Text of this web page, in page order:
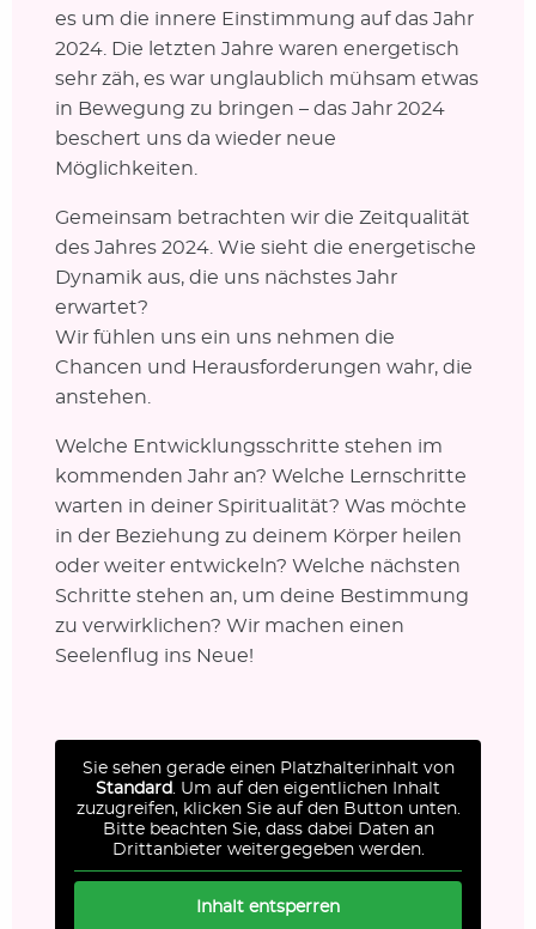
es um die innere Einstimmung auf das Jahr
2024. Die letzten Jahre waren energetisch
sehr zäh, es war unglaublich mühsam etwas
in Bewegung zu bringen – das Jahr 2024
beschert uns da wieder neue
Möglichkeiten.
Gemeinsam betrachten wir die Zeitqualität
des Jahres 2024. Wie sieht die energetische
Dynamik aus, die uns nächstes Jahr
erwartet?
Wir fühlen uns ein uns nehmen die
Chancen und Herausforderungen wahr, die
anstehen.
Welche Entwicklungsschritte stehen im
kommenden Jahr an? Welche Lernschritte
warten in deiner Spiritualität? Was möchte
in der Beziehung zu deinem Körper heilen
oder weiter entwickeln? Welche nächsten
Schritte stehen an, um deine Bestimmung
zu verwirklichen? Wir machen einen
Seelenflug ins Neue!
Sie sehen gerade einen Platzhalterinhalt von
Standard. Um auf den eigentlichen Inhalt
zuzugreifen, klicken Sie auf den Button unten.
Bitte beachten Sie, dass dabei Daten an
Drittanbieter weitergegeben werden.
Inhalt entsperren